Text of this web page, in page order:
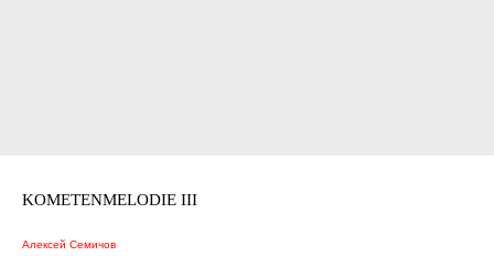
KOMETENMELODIE III
Алексей Семичов